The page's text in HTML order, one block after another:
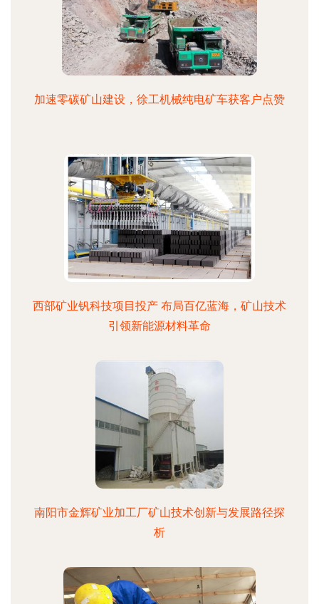
加速零碳矿山建设，徐工机械纯电矿车获客户点赞
西部矿业钒科技项目投产 布局百亿蓝海，矿山技术
引领新能源材料革命
南阳市金辉矿业加工厂矿山技术创新与发展路径探
析